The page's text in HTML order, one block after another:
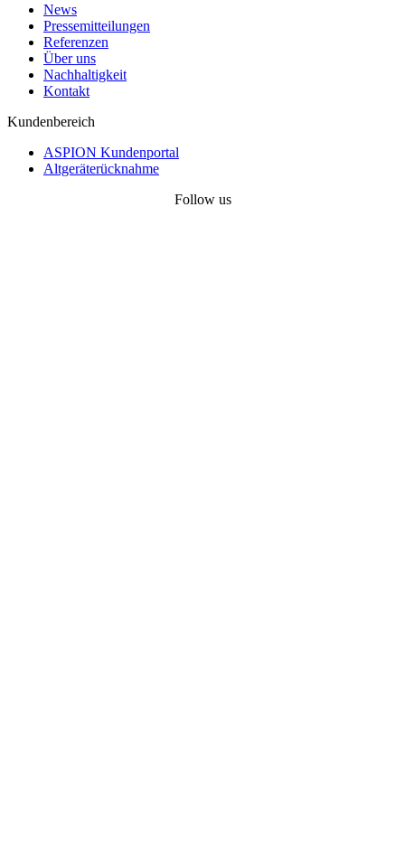
News
Pressemitteilungen
Referenzen
Über uns
Nachhaltigkeit
Kontakt
Kundenbereich
ASPION Kundenportal
Altgeräterücknahme
Follow us